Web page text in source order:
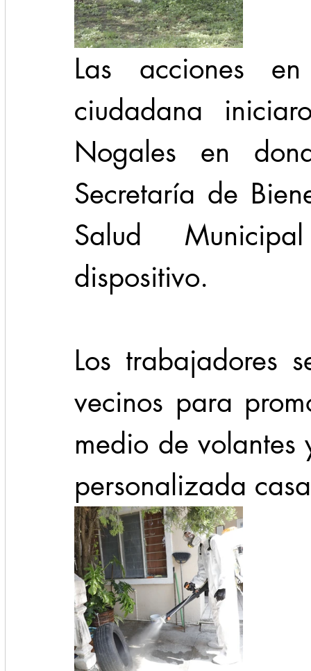
Las acciones
ciudadana
Nogales en
Secretaría de
Salud
dispositivo.
Los trabajadores
vecinos para
medio de
personalizada